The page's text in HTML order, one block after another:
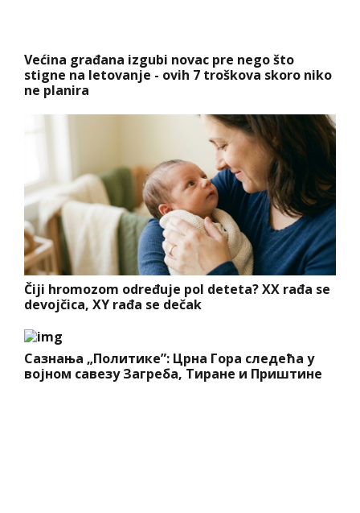
Većina građana izgubi novac pre nego što
stigne na letovanje - ovih 7 troškova skoro niko
ne planira
Čiji hromozom određuje pol deteta? XX rađa se
devojčica, XY rađa se dečak
Сазнања „Политике”: Црна Гора следећа у
војном савезу Загреба, Тиране и Приштине